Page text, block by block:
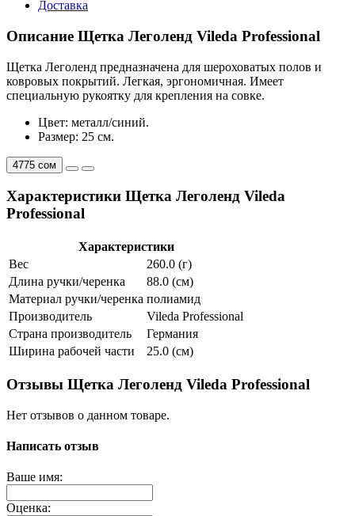
Доставка
Описание Щетка Леголенд Vileda Professional
Щетка Леголенд предназначена для шероховатых полов и
ковровых покрытий. Легкая, эргономичная. Имеет
специальную рукоятку для крепления на совке.
Цвет: металл/синий.
Размер: 25 см.
4775 сом
Характеристики Щетка Леголенд Vileda
Professional
Характеристики
Вес
260.0 (г)
Длина ручки/черенка
88.0 (см)
Материал ручки/черенка полиамид
Производитель
Vileda Professional
Страна производитель
Германия
Ширина рабочей части
25.0 (см)
Отзывы Щетка Леголенд Vileda Professional
Нет отзывов о данном товаре.
Написать отзыв
Ваше имя:
Оценка: